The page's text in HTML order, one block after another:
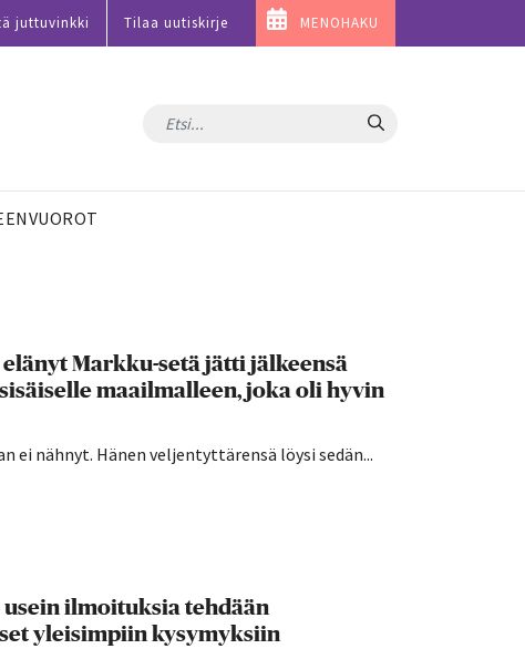
juttuvinkki Tilaa uutiskirje MENOHAKU
Hae
Markku-setä jätti jälkeensä
maailmalleen, joka oli hyvin
nähnyt. Hänen veljentyttärensä löysi sedän...
ilmoituksia tehdään
yleisimpiin kysymyksiin